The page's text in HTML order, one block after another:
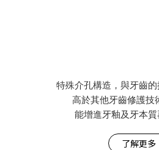
特殊介孔構造，與牙齒
高於其他牙齒修護技
能增進牙釉及牙本
了解更多